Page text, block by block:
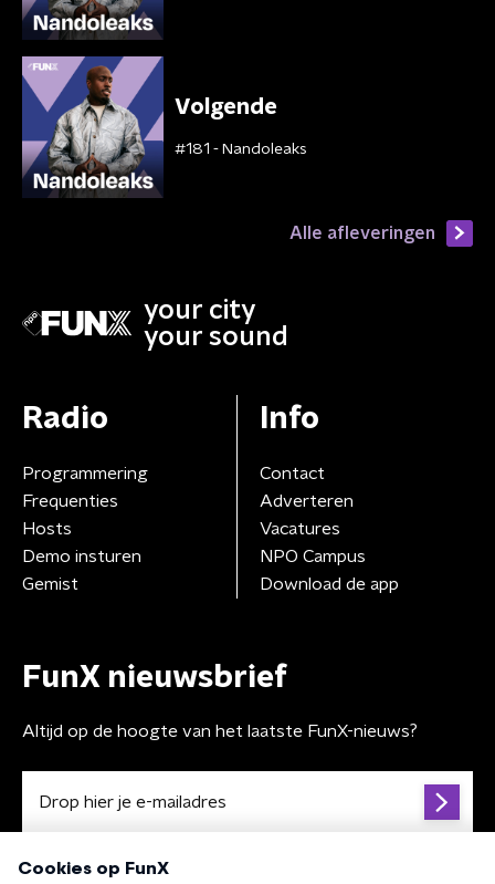
Volgende
#181 - Nandoleaks
Alle afleveringen
your city
your sound
Radio
Programmering
Frequenties
Hosts
Demo insturen
Gemist
Info
Contact
Adverteren
Vacatures
NPO Campus
Download de app
FunX nieuwsbrief
Altijd op de hoogte van het laatste FunX-nieuws?